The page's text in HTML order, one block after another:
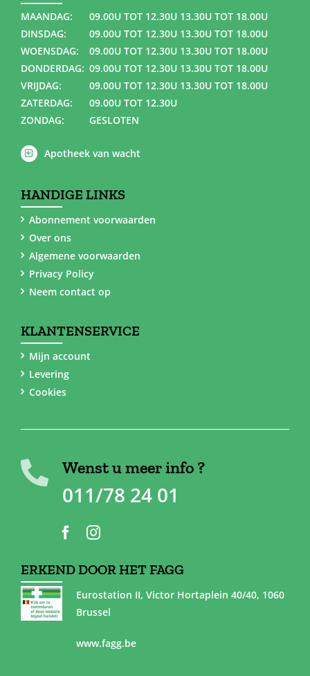
MAANDAG:
09.00U TOT 12.30U 13.30U TOT 18.00U
DINSDAG:
09.00U TOT 12.30U 13.30U TOT 18.00U
WOENSDAG:
09.00U TOT 12.30U 13.30U TOT 18.00U
DONDERDAG: 09.00U TOT 12.30U 13.30U TOT 18.00U
VRIJDAG:
09.00U TOT 12.30U 13.30U TOT 18.00U
ZATERDAG:
09.00U TOT 12.30U
ZONDAG:
GESLOTEN
Apotheek van wacht
HANDIGE LINKS
Abonnement voorwaarden
Over ons
Algemene voorwaarden
Privacy Policy
Neem contact op
KLANTENSERVICE
Mijn account
Levering
Cookies
Wenst u meer info ?
011/78 24 01
ERKEND DOOR HET FAGG
Eurostation II, Victor Hortaplein 40/40, 1060
Brussel
www.fagg.be